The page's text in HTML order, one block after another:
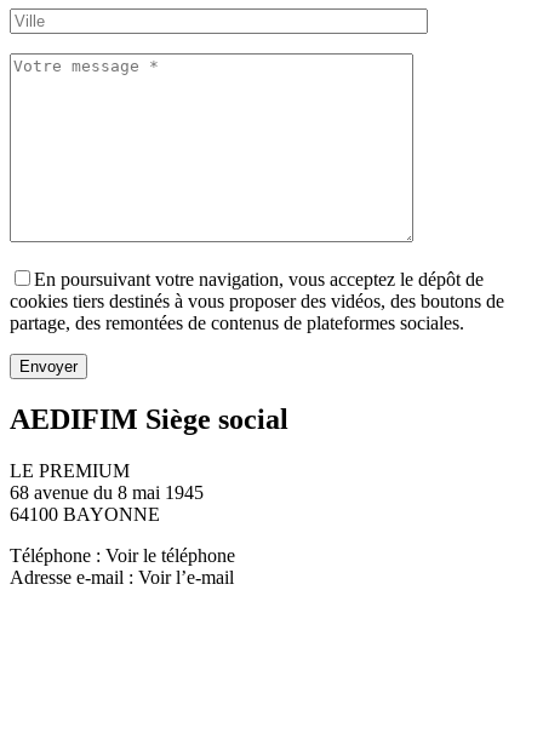
En poursuivant votre navigation, vous acceptez le dépôt de
cookies tiers destinés à vous proposer des vidéos, des boutons de
partage, des remontées de contenus de plateformes sociales.
AEDIFIM Siège social
LE PREMIUM
68 avenue du 8 mai 1945
64100 BAYONNE
Téléphone : Voir le téléphone
Adresse e-mail : Voir l’e-mail